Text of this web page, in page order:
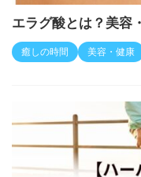
エラグ酸とは？美容
癒しの時間 美容・健康